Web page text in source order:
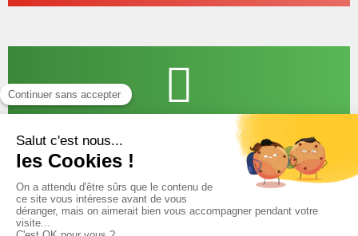
LIVRAISON À DOMICILE
Choisissez vos produits en toute sérénité, on
s'occupe de la livraison.
DÉCOUVREZ TOUS NOS SERVICES